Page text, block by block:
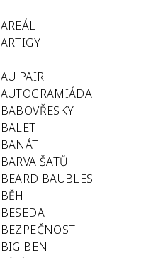
AREÁL
ARTIGY
AU PAIR
AUTOGRAMIÁDA
BABOVŘESKY
BALET
BANÁT
BARVA ŠATŮ
BEARD BAUBLES
BĚH
BESEDA
BEZPEČNOST
BIG BEN